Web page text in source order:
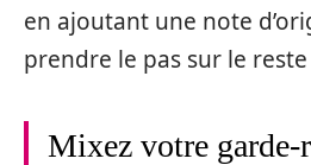
en ajoutant une note
prendre le pas sur le
Mixez votre garde-